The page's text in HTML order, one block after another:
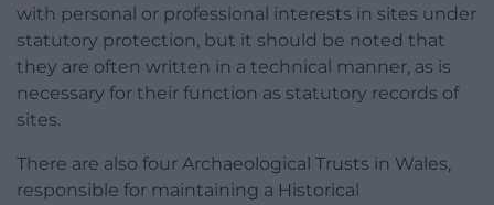
with personal or professional interests in sites under
statutory protection, but it should be noted that
they are often written in a technical manner, as is
necessary for their function as statutory records of
sites.
There are also four Archaeological Trusts in Wales,
responsible for maintaining a Historical